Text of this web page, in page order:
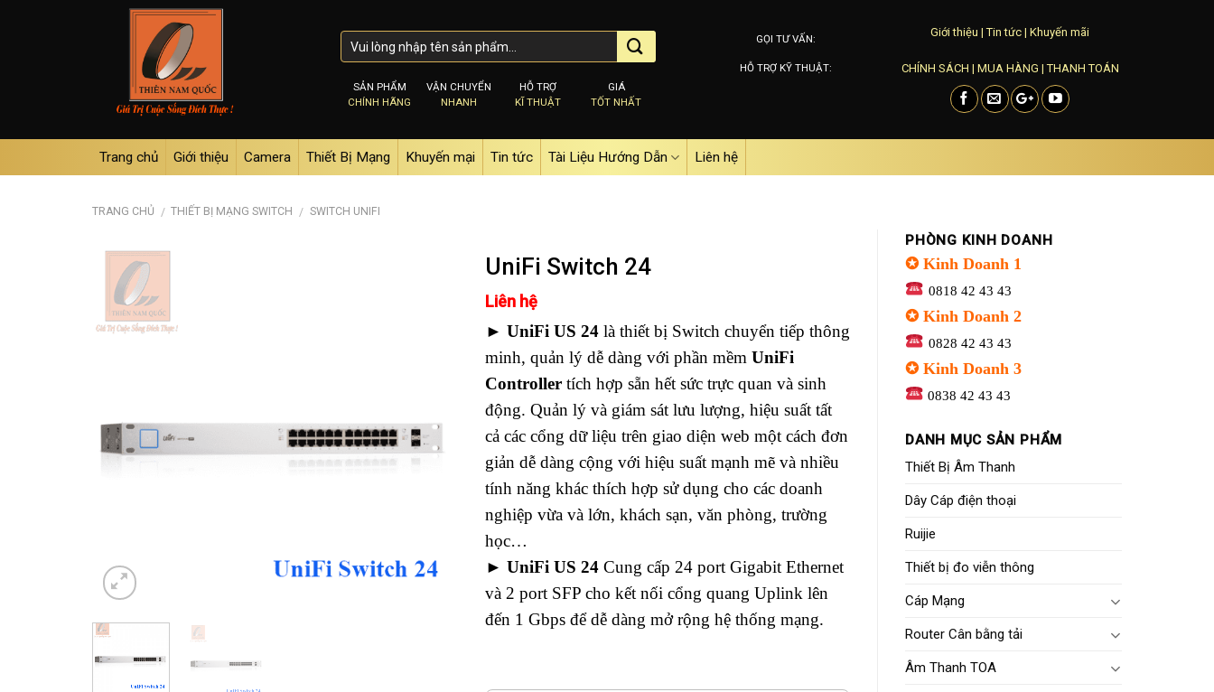
SẢN PHẨM
CHÍNH HÃNG
VẬN CHUYỂN
NHANH
HỖ TRỢ
KĨ THUẬT
GIÁ
TỐT NHẤT
GỌI TƯ VẤN:
HỖ TRỢ KỸ THUẬT:
Giới thiệu |Tin tức | Khuyến mãi
CHÍNH SÁCH | MUA HÀNG |THANH TOÁN
Trang chủ Giới thiệu Camera Thiết Bị Mạng Khuyến mại Tin tức Tài Liệu Hướng Dẫn Liên hệ
TRANG CHỦ / THIẾT BỊ MẠNG SWITCH / SWITCH UNIFI
PHÒNG KINH DOANH
✪ Kinh Doanh 1
0818 42 43 43
✪ Kinh Doanh 2
0828 42 43 43
✪ Kinh Doanh 3
0838 42 43 43
DANH MỤC SẢN PHẨM
Thiết Bị Âm Thanh
Dây Cáp điện thoại
Ruijie
Thiết bị đo viễn thông
Cáp Mạng
Router Cân bằng tải
Âm Thanh TOA
UniFi Switch 24
Liên hệ
► UniFi US 24là thiết bị Switch chuyển tiếp thông
minh, quản lý dễ dàng với phần mềm UniFi
Controller tích hợp sẵn hết sức trực quan và sinh
động. Quản lý và giám sát lưu lượng, hiệu suất tất
cả các cổng dữ liệu trên giao diện web một cách đơn
giản dễ dàng cộng với hiệu suất mạnh mẽ và nhiều
tính năng khác thích hợp sử dụng cho các doanh
nghiệp vừa và lớn, khách sạn, văn phòng, trường
học…
► UniFi US 24 Cung cấp 24 port Gigabit Ethernet
và 2 port SFP cho kết nối cổng quang Uplink lên
đến 1 Gbps để dễ dàng mở rộng hệ thống mạng.